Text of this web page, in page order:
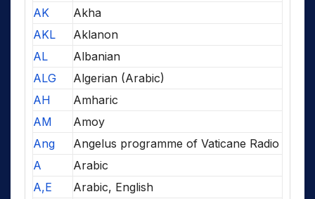
AK
Akha
AKL
Aklanon
AL
Albanian
ALG
Algerian (Arabic)
AH
Amharic
AM
Amoy
Ang
Angelus programme of Vaticane Radio
A
Arabic
A,E
Arabic, English